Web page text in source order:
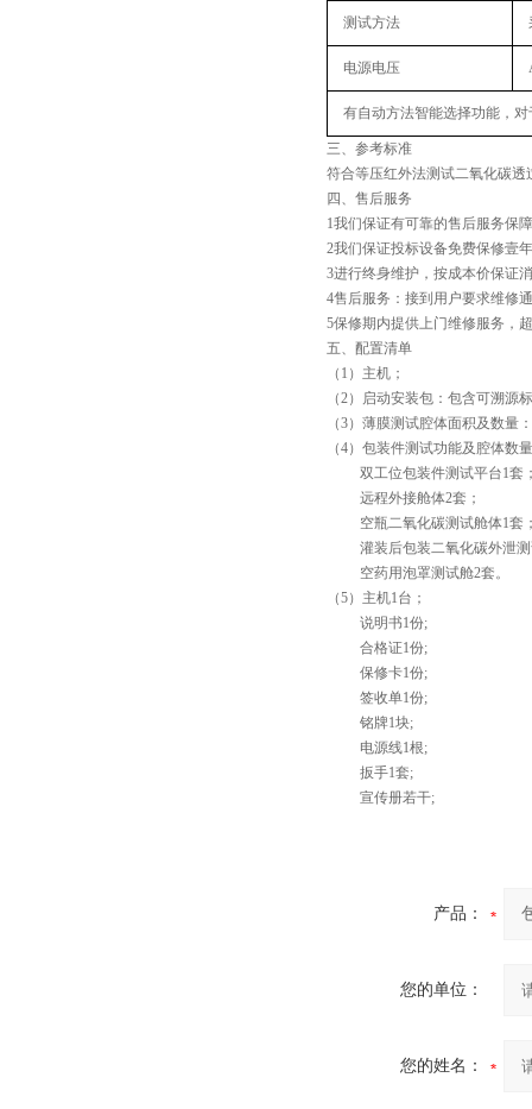
测试方法
电源电压
有自动方法智能选择功能，
三、 参考标准
符合等压红外法测试二氧化碳透
四、 售后服务
1我们保证有可靠的售后服务保
2我们保证投标设备免费保修壹
3进行终身维护，按成本价保证
4售后服务：接到用户要求维修
5保修期内提供上门维修服务，
五、配置清单
（1）主机；
（2）启动安装包：包含可溯源
（3）薄膜测试腔体面积及数量
（4）包装件测试功能及腔体数
双工位包装件测试平台1套
远程外接舱体2套；
空瓶二氧化碳测试舱体1套
灌装后包装二氧化碳外泄
空药用泡罩测试舱2套。
（5） 主机1台；
说明书1份;
合格证1份;
保修卡1份;
签收单1份;
铭牌1块;
电源线1根;
扳手1套;
宣传册若干;
产品：
您的单位：
您的姓名：